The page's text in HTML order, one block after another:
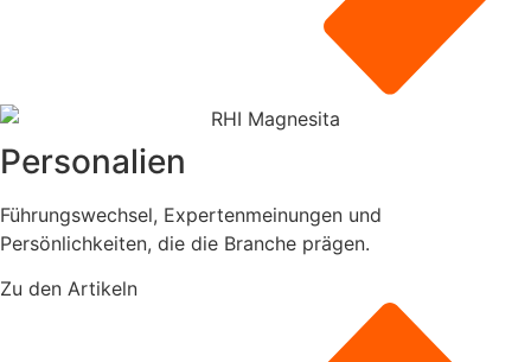
Personalien
Führungswechsel, Expertenmeinungen und
Persönlichkeiten, die die Branche prägen.
Zu den Artikeln